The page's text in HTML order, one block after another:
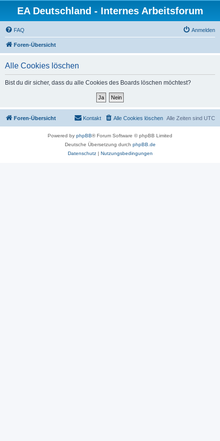
EA Deutschland - Internes Arbeitsforum
FAQ Anmelden
Foren-Übersicht
Alle Cookies löschen
Bist du dir sicher, dass du alle Cookies des Boards löschen möchtest?
Foren-Übersicht Alle Zeiten sind UTC
Alle Cookies löschen
Kontakt
Powered by phpBB® Forum Software © phpBB Limited
Deutsche Übersetzung durch phpBB.de
Datenschutz| Nutzungsbedingungen